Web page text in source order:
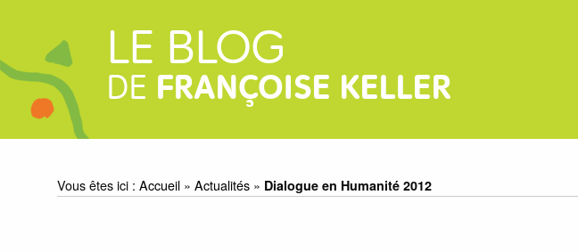
LE BLOG
DE FRANÇOISE KELLER
Vous êtes ici : Accueil » Actualités » Dialogue en Humanité 2012